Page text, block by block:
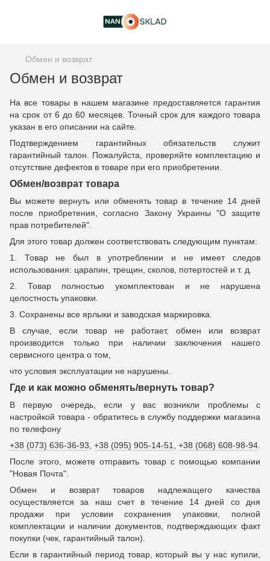
Обмен и возврат
Обмен и возврат
На все товары в нашем магазине предоставляется гарантия
на срок от 6 до 60 месяцев. Точный срок для каждого товара
указан в его описании на сайте.
Подтверждением гарантийных обязательств служит
гарантийный талон. Пожалуйста, проверяйте комплектацию и
отсутствие дефектов в товаре при его приобретении.
Обмен/возврат товара
Вы можете вернуть или обменять товар в течение 14 дней
после приобретения, согласно Закону Украины "О защите
прав потребителей".
Для этого товар должен соответствовать следующим пунктам:
1. Товар не был в употреблении и не имеет следов
использования: царапин, трещин, сколов, потертостей и т. д.
2. Товар полностью укомплектован и не нарушена
целостность упаковки.
3. Сохранены все ярлыки и заводская маркировка.
В случае, если товар не работает, обмен или возврат
производится только при наличии заключения нашего
сервисного центра о том,
что условия эксплуатации не нарушены.
Где и как можно обменять/вернуть товар?
В первую очередь, если у вас возникли проблемы с
настройкой товара - обратитесь в службу поддержки магазина
по телефону
+38 (073) 636-36-93 +38 (095) 905-14-51 +38 (068) 608-98-94
После этого, можете отправить товар с помощью компании
"Новая Почта".
Обмен и возврат товаров надлежащего качества
осуществляется за наш счет в течение 14 дней со дня
продажи при условии сохранения упаковки, полной
комплектации и наличии документов, подтверждающих факт
покупки (чек, гарантийный талон).
Если в гарантийный период товар, который вы у нас купили,